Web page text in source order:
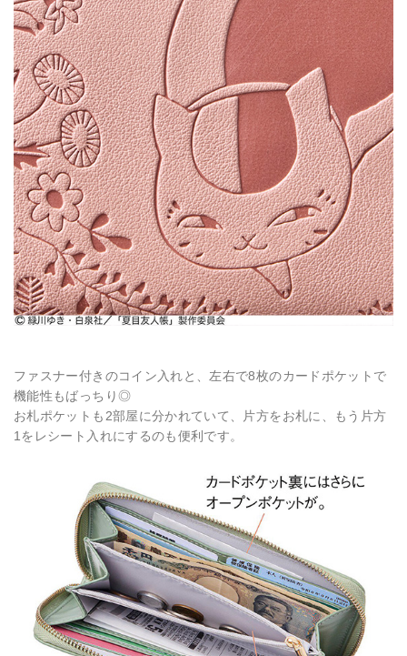
ファスナー付きのコイン入れと、左右で8枚のカードポケットで
機能性もばっちり◎
お札ポケットも2部屋に分かれていて、片方をお札に、もう片方
1をレシート入れにするのも便利です。